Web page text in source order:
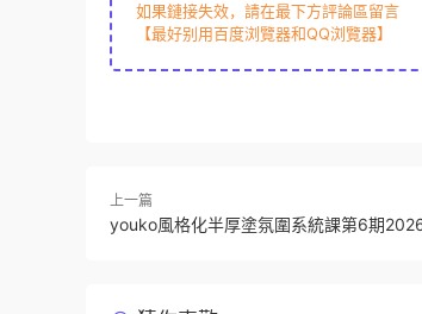
如果鏈接失效，請在最下方評論區留言
【最好别用百度浏覽器和QQ浏覽器】
上一篇
youko風格化半厚塗氛圍系統課第6期